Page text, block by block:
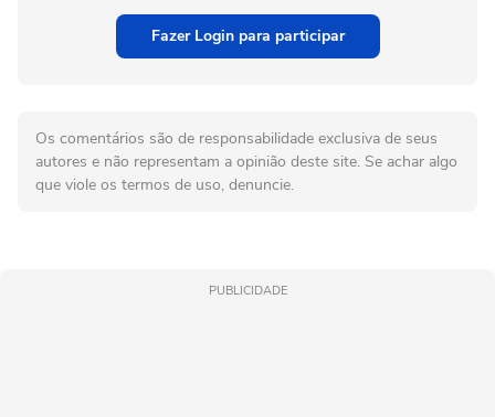
Fazer Login para participar
Os comentários são de responsabilidade exclusiva de seus
autores e não representam a opinião deste site. Se achar algo
que viole os termos de uso, denuncie.
PUBLICIDADE